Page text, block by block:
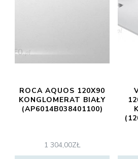
ROCA AQUOS 120X90
KONGLOMERAT BIAŁY
(AP6014B038401100)
1 304,00ZŁ